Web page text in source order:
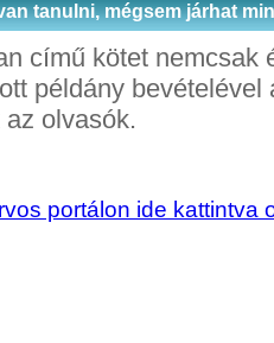
tanulni, mégsem járhat
című kötet nemcsak
példány bevételével
olvasók.
portálon ide kattintva